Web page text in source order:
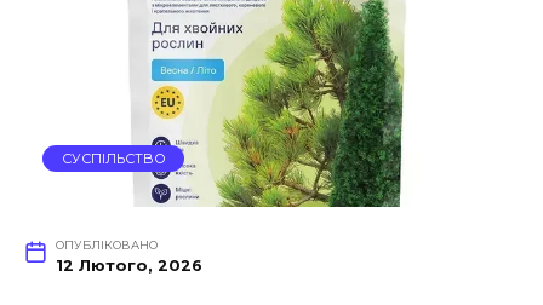
СУСПІЛЬСТВО
ОПУБЛІКОВАНО
12 Лютого, 2026